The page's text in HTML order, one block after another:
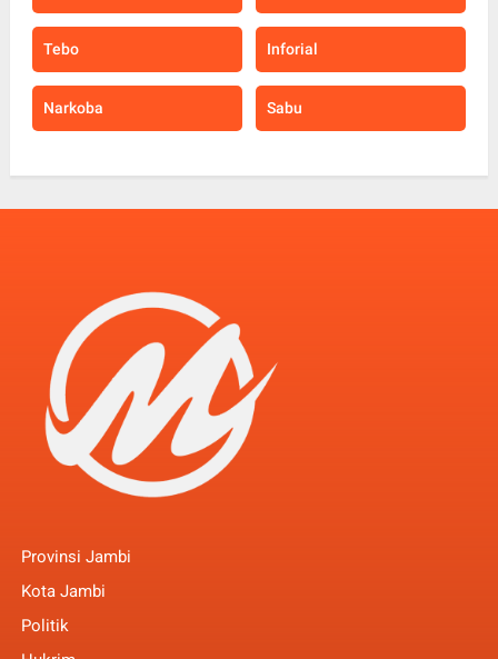
Tebo Inforial
Narkoba Sabu
Provinsi Jambi
Kota Jambi
Politik